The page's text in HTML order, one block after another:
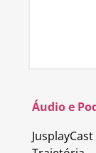
Áudio e